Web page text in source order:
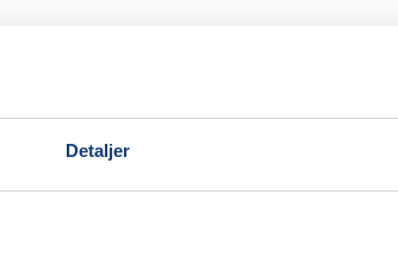
Detaljer
maleri med
på 2 gange